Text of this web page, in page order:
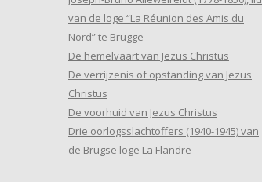
van de loge “La Réunion des Amis du
Nord” te Brugge
De hemelvaart van Jezus Christus
De verrijzenis of opstanding van Jezus
Christus
De voorhuid van Jezus Christus
Drie oorlogsslachtoffers (1940-1945) van
de Brugse loge La Flandre